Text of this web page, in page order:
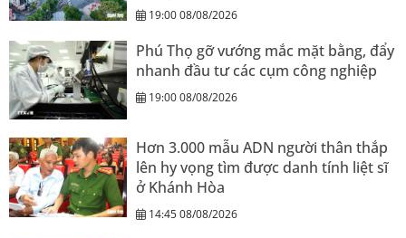
19:00 08/08/2026
Phú Thọ gỡ vướng mắc mặt bằng, đẩy
nhanh đầu tư các cụm công nghiệp
19:00 08/08/2026
Hơn 3.000 mẫu ADN người thân thắp
lên hy vọng tìm được danh tính liệt sĩ
ở Khánh Hòa
14:45 08/08/2026